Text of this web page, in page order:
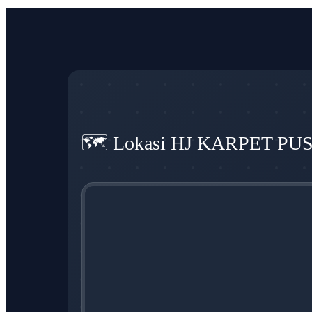
🗺️ Lokasi HJ KARPET